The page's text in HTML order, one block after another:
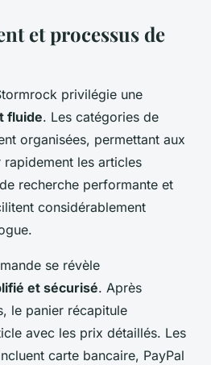
et processus de
privilégie une
fluide. Les catégories de
organisées, permettant aux
les articles
recherche performante et
considérablement
se révèle
et sécurisé. Après
le panier récapitule
avec les prix détaillés. Les
carte bancaire, PayPal